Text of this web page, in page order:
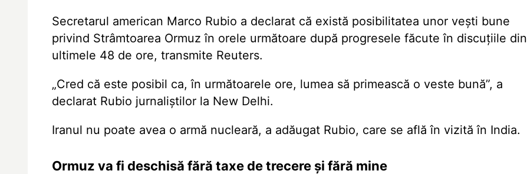
Secretarul american Marco Rubio a declarat că există posibilitatea unor vești bune
privind Strâmtoarea Ormuz în orele următoare după progresele făcute în discuțiile din
ultimele 48 de ore, transmite Reuters.
„Cred că este posibil ca, în următoarele ore, lumea să primească o veste bună”, a
declarat Rubio jurnaliștilor la New Delhi.
Iranul nu poate avea o armă nucleară, a adăugat Rubio, care se află în vizită în India.
Ormuz va fi deschisă fără taxe de trecere și fără mine